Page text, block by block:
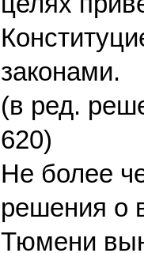
законами.
(в ред.
620)
Не более
решения о
Тюмени